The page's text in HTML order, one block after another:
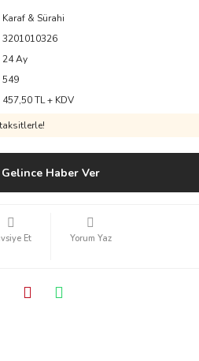
Karaf & Sürahi
3201010326
24 Ay
549
457,50 TL + KDV
Gelince Haber Ver
Et Yorum Yaz